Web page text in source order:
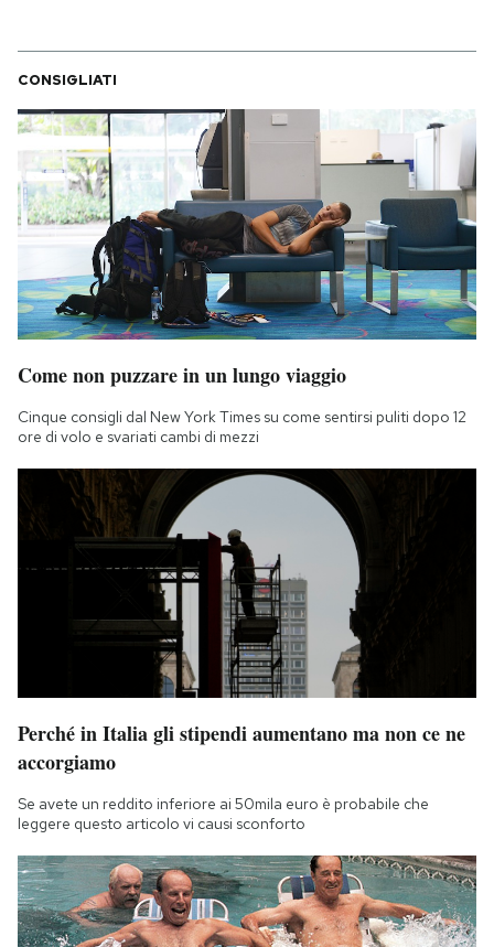
SHOP
CALENDARIO
AREA PERSONALE
Area Personale
Newsletter
Regala il Post
Hai bisogno di aiuto?
Esci
CONSIGLIATI
Come non puzzare in un lungo viaggio
Cinque consigli dal New York Times su come sentirsi puliti dopo 12
ore di volo e svariati cambi di mezzi
Perché in Italia gli stipendi aumentano ma non ce ne
accorgiamo
Se avete un reddito inferiore ai 50mila euro è probabile che
leggere questo articolo vi causi sconforto